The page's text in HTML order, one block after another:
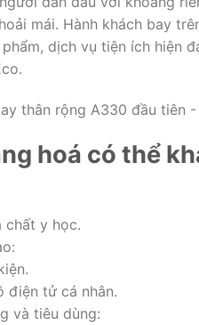
mái. Hành khách bay
dịch vụ tiện ích hiện
hoá có thể
chất y học.
điện tử cá nhân.
và tiêu dùng: